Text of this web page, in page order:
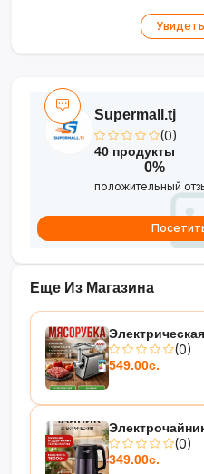
Профессиональное
отпаривания и
Еще Из Магазина
(0)
549.00с.
(0)
349.00с.
Supermall.tj
(0)
40 продукты
0%
положительный